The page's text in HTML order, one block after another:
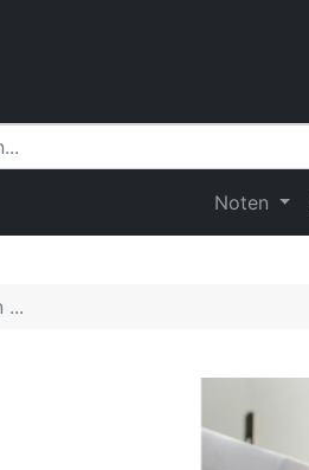
Noten